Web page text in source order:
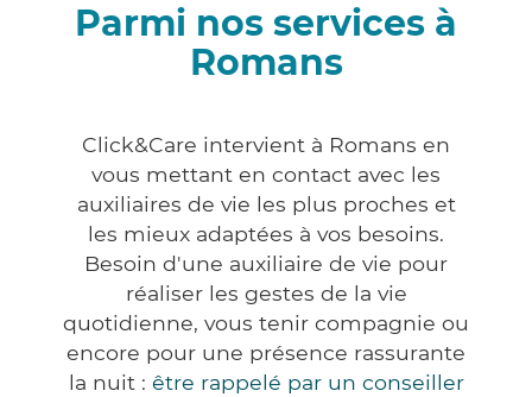
Parmi nos services à
Romans
Click&Care intervient à Romans en
vous mettant en contact avec les
auxiliaires de vie les plus proches et
les mieux adaptées à vos besoins.
Besoin d'une auxiliaire de vie pour
réaliser les gestes de la vie
quotidienne, vous tenir compagnie ou
encore pour une présence rassurante
la nuit : être rappelé par un conseiller